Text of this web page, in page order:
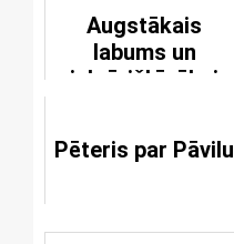
Augstākais
labums un
visbrīnišķīgākais
Pēteris par Pāvilu